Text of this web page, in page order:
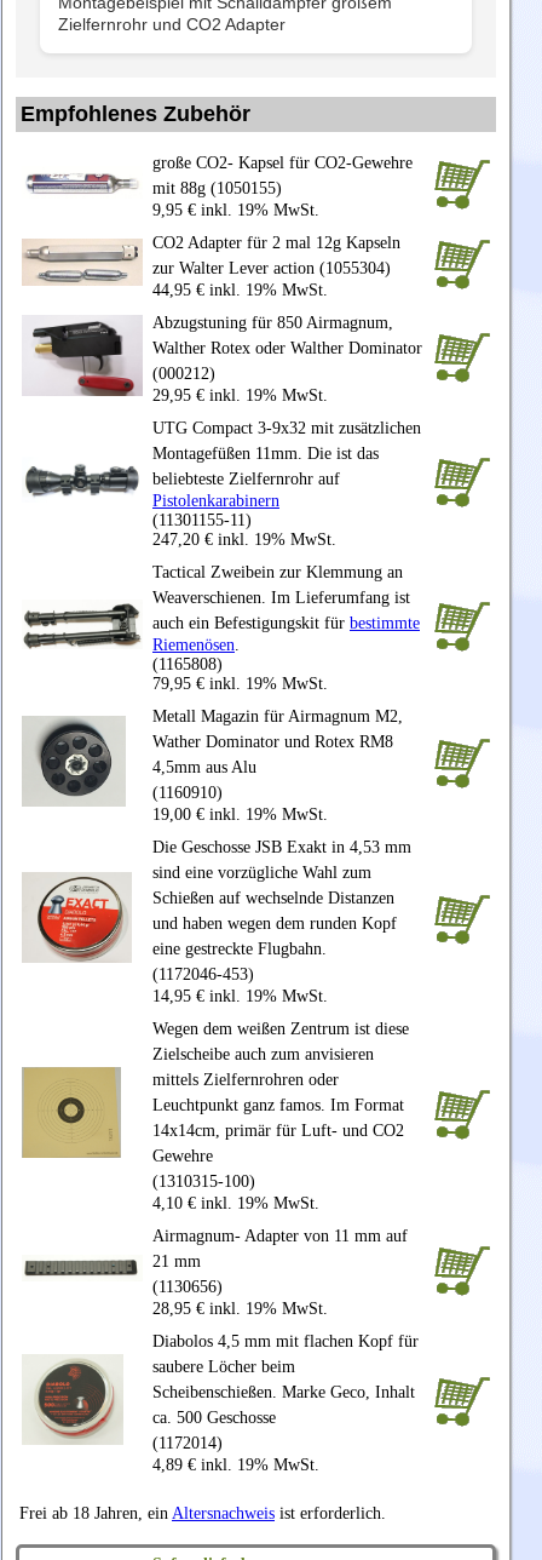
Zielfernrohr und CO2 Adapter
Empfohlenes Zubehör
große CO2- Kapsel für CO2-Gewehre
mit 88g (1050155)
9,95 € inkl. 19% MwSt.
CO2 Adapter für 2 mal 12g Kapseln
zur Walter Lever action (1055304)
44,95 € inkl. 19% MwSt.
Abzugstuning für 850 Airmagnum,
Walther Rotex oder Walther Dominator
(000212)
29,95 € inkl. 19% MwSt.
UTG Compact 3-9x32 mit zusätzlichen
Montagefüßen 11mm. Die ist das
beliebteste Zielfernrohr auf
Pistolenkarabinern
(11301155-11)
247,20 € inkl. 19% MwSt.
Tactical Zweibein zur Klemmung an
Weaverschienen. Im Lieferumfang ist
auch ein Befestigungskit für bestimmte
Riemenösen
(1165808)
79,95 € inkl. 19% MwSt.
Metall Magazin für Airmagnum M2,
Wather Dominator und Rotex RM8
4,5mm aus Alu
(1160910)
19,00 € inkl. 19% MwSt.
Die Geschosse JSB Exakt in 4,53 mm
sind eine vorzügliche Wahl zum
Schießen auf wechselnde Distanzen
und haben wegen dem runden Kopf
eine gestreckte Flugbahn.
(1172046-453)
14,95 € inkl. 19% MwSt.
Wegen dem weißen Zentrum ist diese
Zielscheibe auch zum anvisieren
mittels Zielfernrohren oder
Leuchtpunkt ganz famos. Im Format
14x14cm, primär für Luft- und CO2
Gewehre
(1310315-100)
4,10 € inkl. 19% MwSt.
Airmagnum- Adapter von 11 mm auf
21 mm
(1130656)
28,95 € inkl. 19% MwSt.
Diabolos 4,5 mm mit flachen Kopf für
saubere Löcher beim
Scheibenschießen. Marke Geco, Inhalt
ca. 500 Geschosse
(1172014)
4,89 € inkl. 19% MwSt.
Frei ab 18 Jahren, ein Altersnachweis ist erforderlich.